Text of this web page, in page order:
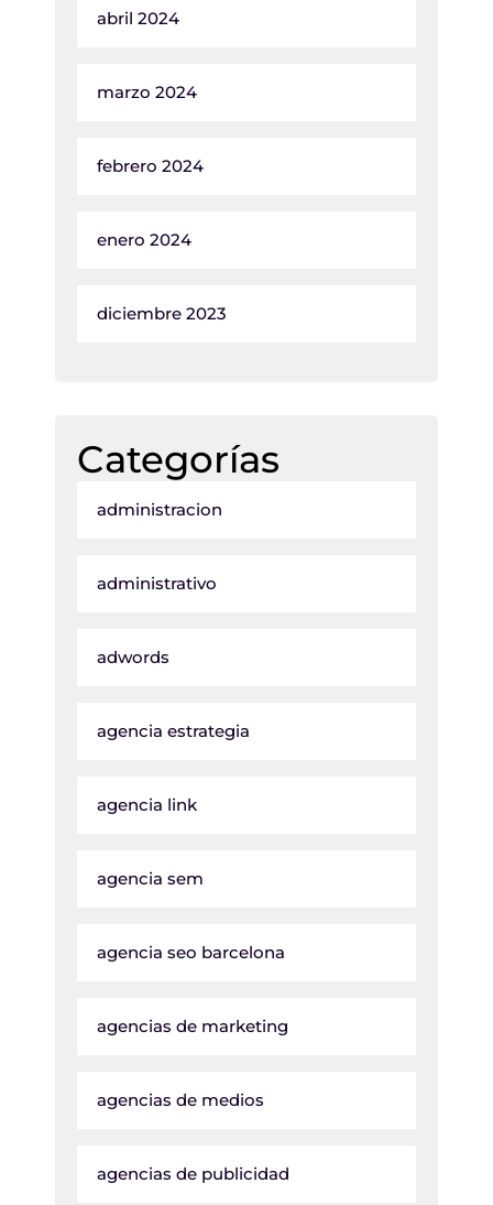
abril 2024
marzo 2024
febrero 2024
enero 2024
diciembre 2023
Categorías
administracion
administrativo
adwords
agencia estrategia
agencia link
agencia sem
agencia seo barcelona
agencias de marketing
agencias de medios
agencias de publicidad